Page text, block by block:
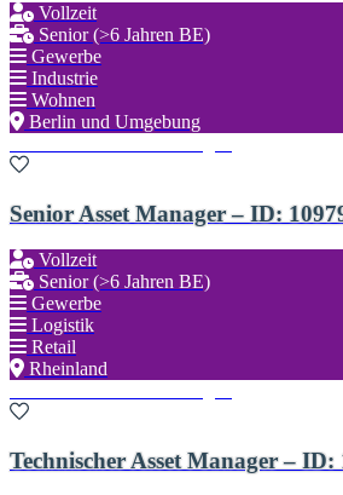
Vollzeit
Senior (>6 Jahren BE)
Gewerbe
Industrie
Wohnen
Berlin und Umgebung
Senior Asset Manager – ID:
Vollzeit
Senior (>6 Jahren BE)
Gewerbe
Logistik
Retail
Rheinland
Technischer Asset Manager – ID: